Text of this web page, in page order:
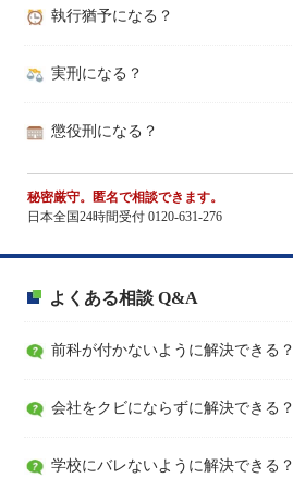
執行猶予になる？
実刑になる？
懲役刑になる？
秘密厳守。匿名で相談できます。
日本全国24時間受付 0120-631-276
よくある相談 Q&A
前科が付かないように解決できる？
会社をクビにならずに解決できる？
学校にバレないように解決できる？